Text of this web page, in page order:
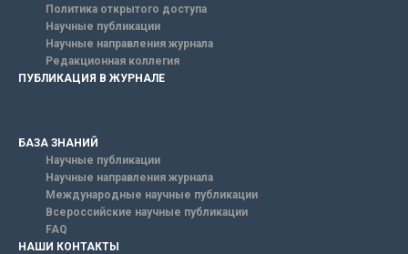
Политика открытого доступа
Научные публикации
Научные направления журнала
Редакционная коллегия
ПУБЛИКАЦИЯ В ЖУРНАЛЕ
БАЗА ЗНАНИЙ
Научные публикации
Научные направления журнала
Международные научные публикации
Всероссийские научные публикации
FAQ
НАШИ КОНТАКТЫ